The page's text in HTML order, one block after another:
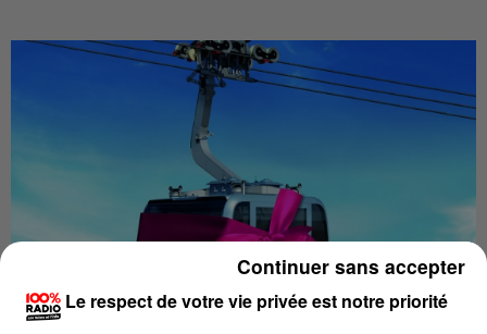
Le respect de votre vie privée est notre priorité
Continuer sans accepter